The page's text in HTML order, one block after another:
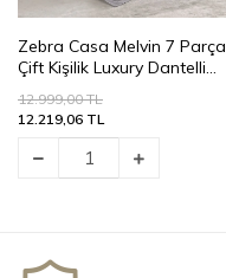
Zebra Casa Melvin 7 Parça
Çift Kişilik Luxury Dantelli
12.999,00 TL
12.219,06 TL